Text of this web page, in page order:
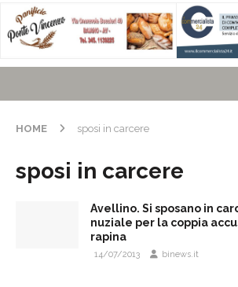
HOME sposi in carcere
sposi in carcere
Avellino. Si sposano in
nuziale per la coppia
rapina
14/07/2013 binews.it